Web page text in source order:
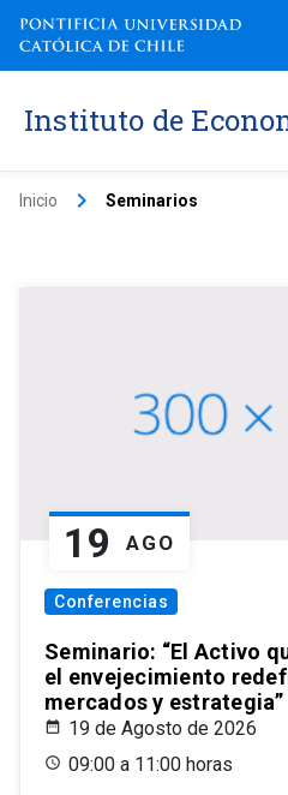
Instituto de
Inicio keyboard_arrow_right Seminarios
19 AGO
Conferencias
Seminario: “El Activo
el envejecimiento
mercados y estrategia”
19 de Agosto de 2026
09:00 a 11:00 horas